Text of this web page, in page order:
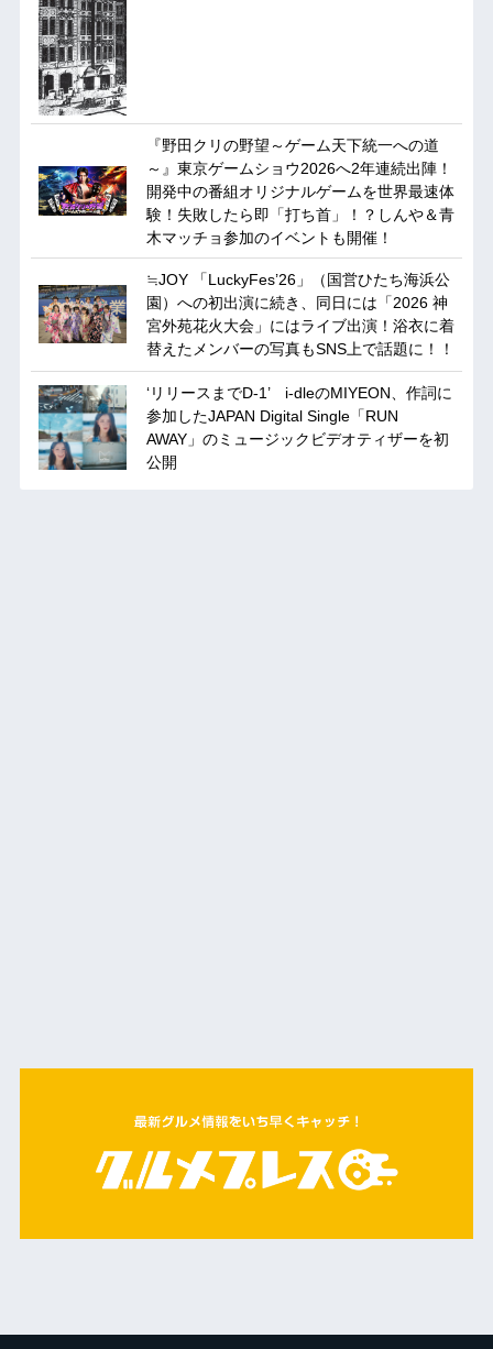
『野田クリの野望～ゲーム天下統一への道
～』東京ゲームショウ2026へ2年連続出陣！
開発中の番組オリジナルゲームを世界最速体
験！失敗したら即「打ち首」！？しんや＆青
木マッチョ参加のイベントも開催！
≒JOY 「LuckyFes’26」（国営ひたち海浜公
園）への初出演に続き、同日には「2026 神
宮外苑花火大会」にはライブ出演！浴衣に着
替えたメンバーの写真もSNS上で話題に！！
‘リリースまでD-1’ i-dleのMIYEON、作詞に
参加したJAPAN Digital Single「RUN
AWAY」のミュージックビデオティザーを初
公開